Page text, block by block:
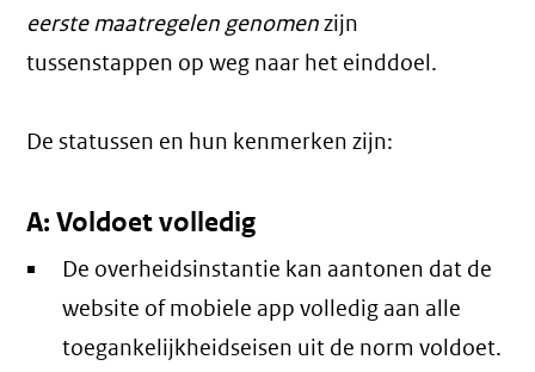
eerste maatregelen genomenzijn
tussenstappen op weg naar het einddoel.
De statussen en hun kenmerken zijn:
A: Voldoet volledig
De overheidsinstantie kan aantonen dat de
website of mobiele app volledig aan alle
toegankelijkheidseisen uit de norm voldoet.